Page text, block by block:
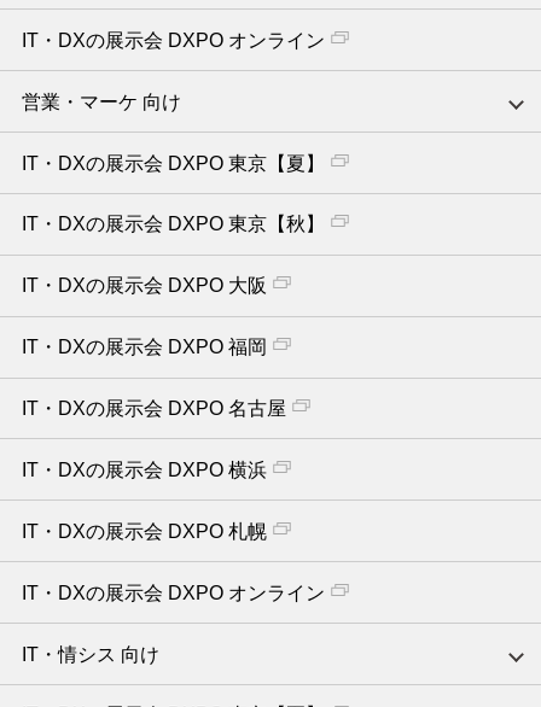
IT・DXの展示会 DXPO オンライン
営業・マーケ 向け
IT・DXの展示会 DXPO 東京【夏】
IT・DXの展示会 DXPO 東京【秋】
IT・DXの展示会 DXPO 大阪
IT・DXの展示会 DXPO 福岡
IT・DXの展示会 DXPO 名古屋
IT・DXの展示会 DXPO 横浜
IT・DXの展示会 DXPO 札幌
IT・DXの展示会 DXPO オンライン
IT・情シス 向け